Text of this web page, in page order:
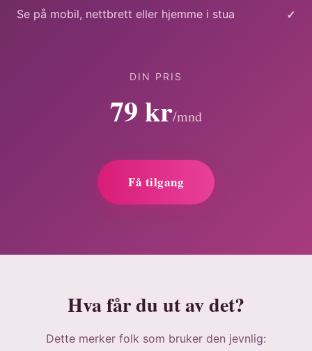
Se på mobil, nettbrett eller hjemme i stua ✓
DIN PRIS
79 kr/mnd
Få tilgang
Hva får du ut av det?
Dette merker folk som bruker den jevnlig: